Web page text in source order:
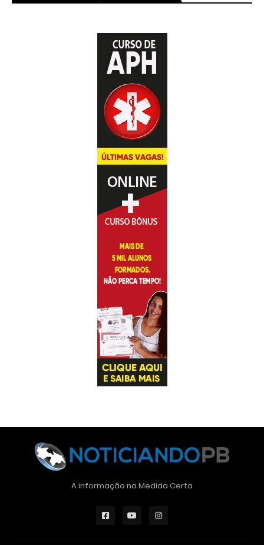
A informação na Medida Certa